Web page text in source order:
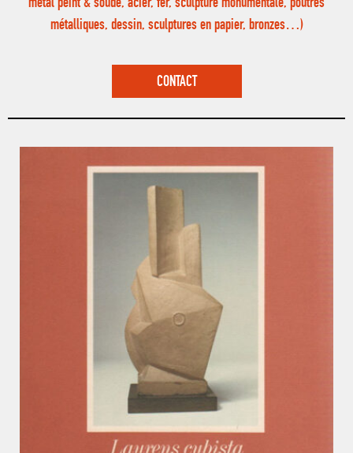
métal peint & soude, acier, fer, sculpture monumentale, poutres
métalliques, dessin, sculptures en papier, bronzes…)
CONTACT